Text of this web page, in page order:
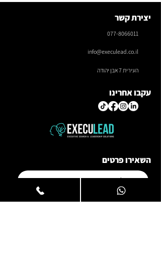
יצירת קשר
077-8066011
info@execulead.co.il
העירית 7 אבן יהודה
עקבו אחרינו
השאירו פרטים